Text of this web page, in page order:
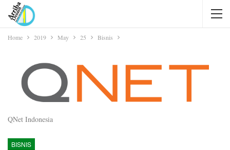
Home 2019 May 25 Bisnis
QNet Indonesia
BISNIS